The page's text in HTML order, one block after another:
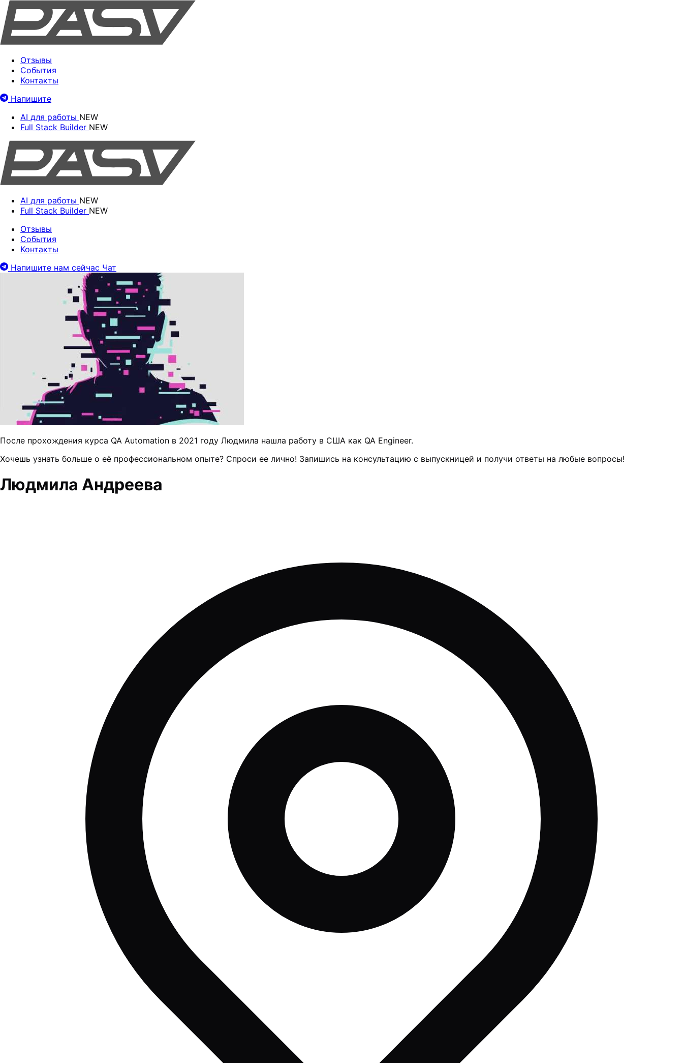
Отзывы
События
Контакты
Напишите
AI для работы NEW
Full Stack Builder NEW
AI для работы NEW
Full Stack Builder NEW
Отзывы
События
Контакты
Напишите нам сейчас Чат
После прохождения курса QA Automation в 2021 году Людмила нашла работу в США как QA Engineer.
Хочешь узнать больше о её профессиональном опыте? Спроси ее лично! Запишись на консультацию с выпускницей и получи ответы на любые вопросы!
Людмила Андреева